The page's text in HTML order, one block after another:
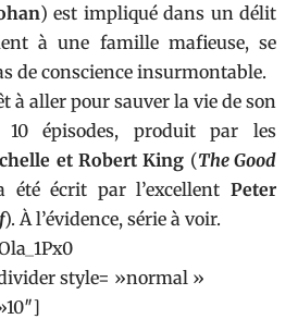
) est impliqué dans un délit
à une famille mafieuse, se
de conscience insurmontable.
à aller pour sauver la vie de son
épisodes, produit par les
et Robert King (The Good
été écrit par l’excellent Peter
). À l’évidence, série à voir.
style= »normal »